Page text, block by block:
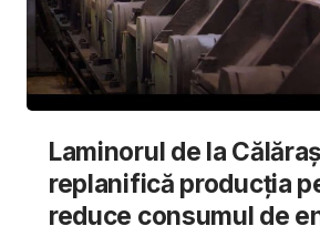
Laminorul de la
replanifică producția
reduce consumul de